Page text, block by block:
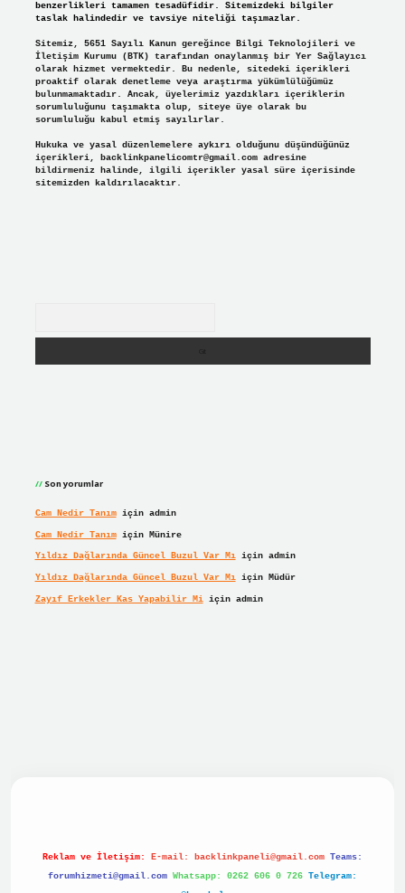
benzerlikleri tamamen tesadüfidir. Sitemizdeki bilgiler
taslak halindedir ve tavsiye niteliği taşımazlar.
Sitemiz, 5651 Sayılı Kanun gereğince Bilgi Teknolojileri ve
İletişim Kurumu (BTK) tarafından onaylanmış bir Yer Sağlayıcı
olarak hizmet vermektedir. Bu nedenle, sitedeki içerikleri
proaktif olarak denetleme veya araştırma yükümlülüğümüz
bulunmamaktadır. Ancak, üyelerimiz yazdıkları içeriklerin
sorumluluğunu taşımakta olup, siteye üye olarak bu
sorumluluğu kabul etmiş sayılırlar.
Hukuka ve yasal düzenlemelere aykırı olduğunu düşündüğünüz
içerikleri, backlinkpanelicomtr@gmail.comadresine
bildirmeniz halinde, ilgili içerikler yasal süre içerisinde
sitemizden kaldırılacaktır.
Son yorumlar
Cam Nedir Tanımiçin admin
Cam Nedir Tanımiçin Münire
Yıldız Dağlarında Güncel Buzul Var Mıiçin admin
Yıldız Dağlarında Güncel Buzul Var Mıiçin Müdür
Zayıf Erkekler Kas Yapabilir Miiçin admin
Reklam ve İletişim: E-mail: backlinkpaneli@gmail.com Teams:
forumhizmeti@gmail.com Whatsapp: 0262 606 0 726 Telegram: